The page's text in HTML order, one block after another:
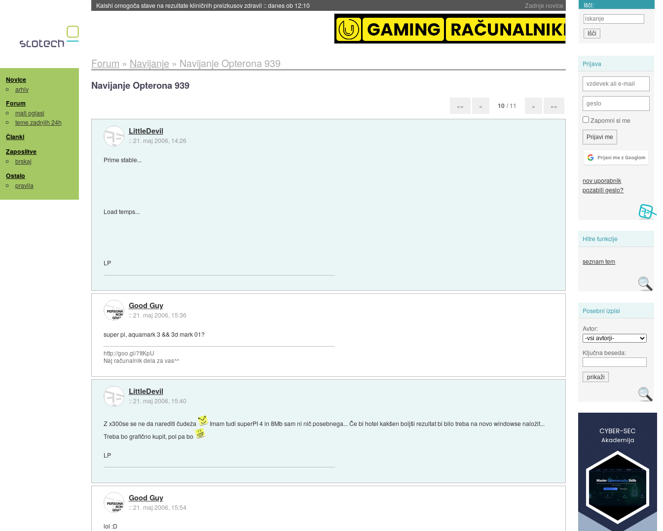
Zadnje novice
Sandisk že prodal več kot polovico SSD-jev za naslednji dve leti::danes ob 11:37 Išči:
Novice
arhiv
Forum
mali oglasi
teme zadnjih 24h
Članki
Zaposlitve
brskaj
Ostalo
pravila
Prijava
Zapomni si me
nov uporabnik
pozabili geslo?
Hitre funkcije
seznam tem
Posebni izpisi
Avtor:
Ključna beseda:
Forum » Navijanje » Navijanje Opterona 939
Navijanje Opterona 939
«« « 10 / 11 » »»
LittleDevil
::21. maj 2006, 14:26
Prime stable...
Load temps...
LP
Good Guy
::21. maj 2006, 15:36
super pi, aquamark 3 && 3d mark 01?
http://goo.gl/7ItKpU
Naj računalnik dela za vas^^
LittleDevil
::21. maj 2006, 15:40
Z x300se se ne da narediti čudeža
Imam tudi superPI 4 in 8Mb sam ni nič posebnega... Če bi hotel kakšen boljši rezultat bi bilo treba na novo windowse naložit...
Treba bo grafično kupit, pol pa bo
LP
Good Guy
::21. maj 2006, 15:54
lol :D